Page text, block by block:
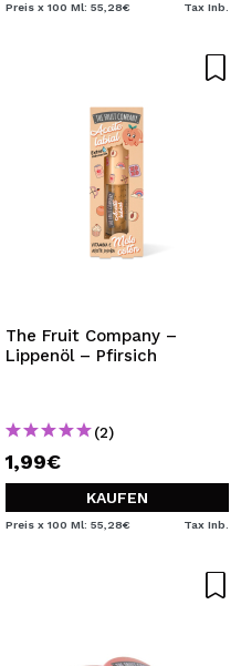
Preis x 100 Ml: 55,28€ Tax Inb.
The Fruit Company –
Lippenöl – Pfirsich
(2)
1,99€
KAUFEN
Preis x 100 Ml: 55,28€ Tax Inb.